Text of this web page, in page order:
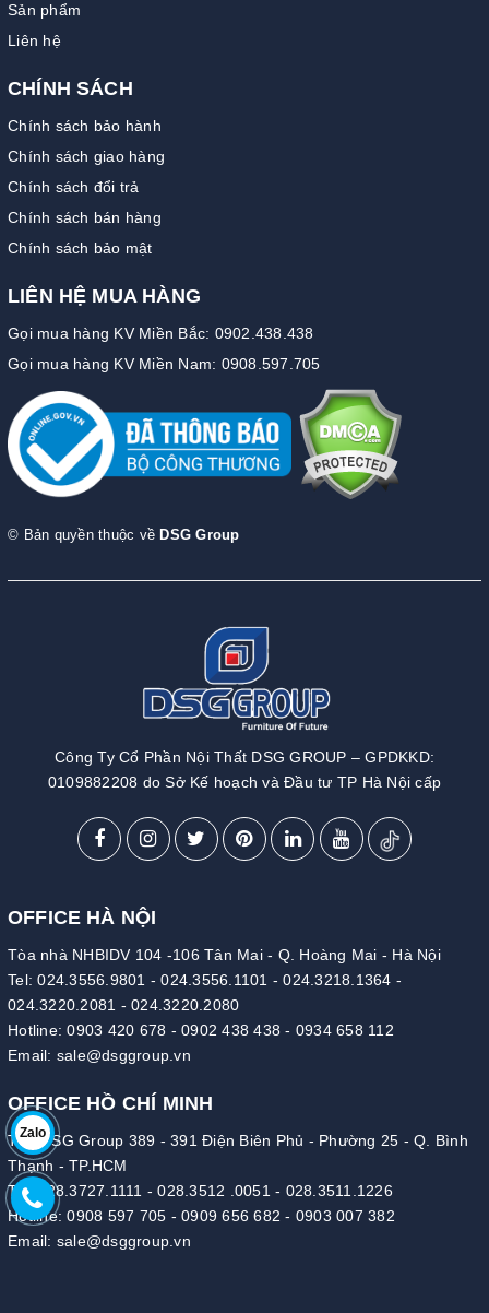
Zalo
Sản phẩm
Liên hệ
CHÍNH SÁCH
Chính sách bảo hành
Chính sách giao hàng
Chính sách đổi trả
Chính sách bán hàng
Chính sách bảo mật
LIÊN HỆ MUA HÀNG
Gọi mua hàng KV Miền Bắc: 0902.438.438
Gọi mua hàng KV Miền Nam: 0908.597.705
© Bản quyền thuộc về DSG Group
Công Ty Cổ Phần Nội Thất DSG GROUP – GPDKKD:
0109882208 do Sở Kế hoạch và Đầu tư TP Hà Nội cấp
OFFICE HÀ NỘI
Tòa nhà NHBIDV 104 -106 Tân Mai - Q. Hoàng Mai - Hà Nội
Tel:024.3556.9801 -024.3556.1101 -024.3218.1364 -
024.3220.2081 - 024.3220.2080
Hotline:0903 420 678 - 0902 438 438 - 0934 658 112
Email: sale@dsggroup.vn
OFFICE HỒ CHÍ MINH
Tòa DSG Group 389 - 391 Điện Biên Phủ - Phường 25 - Q. Bình
Thạnh - TP.HCM
Tel:
028.3727.1111 -028.3512 .0051- 028.3511.1226
Hotline:0908 597 705 - 0909 656 682 - 0903 007 382
Email: sale@dsggroup.vn